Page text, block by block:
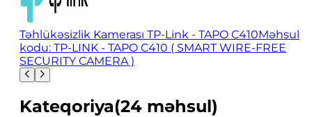
Təhlükəsizlik Kamerası TP-Link - TAPO C410Məhsul
kodu: TP-LINK - TAPO C410 ( SMART WIRE-FREE
SECURITY CAMERA )
Kateqoriya(24 məhsul)